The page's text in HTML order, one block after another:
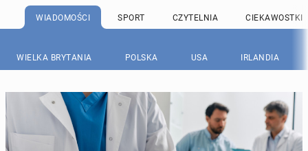
WIADOMOŚCI SPORT CZYTELNIA CIEKAWOSTKI
WIELKA BRYTANIA POLSKA USA IRLANDIA